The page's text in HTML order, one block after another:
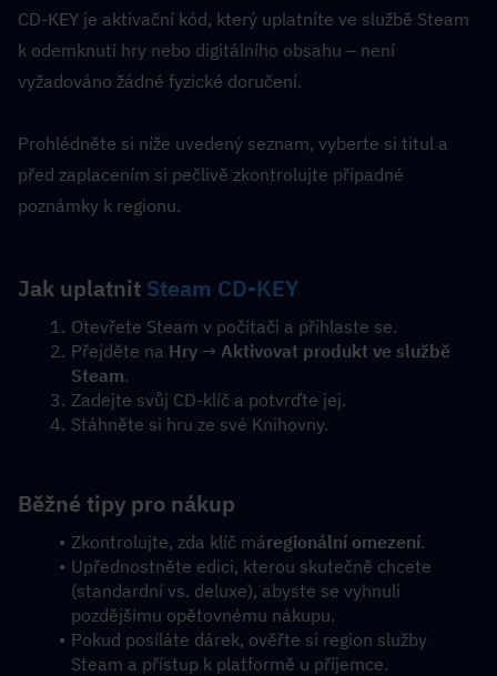
CD-KEY je aktivační kód, který uplatníte ve službě Steam
k odemknutí hry nebo digitálního obsahu – není
vyžadováno žádné fyzické doručení.
Prohlédněte si níže uvedený seznam, vyberte si titul a
před zaplacením si pečlivě zkontrolujte případné
poznámky k regionu.
Jak uplatnit Steam CD-KEY
Otevřete Steam v počítači a přihlaste se.
Přejděte na Hry → Aktivovat produkt ve službě
Steam.
Zadejte svůj CD-klíč a potvrďte jej.
Stáhněte si hru ze své Knihovny.
Běžné tipy pro nákup
Zkontrolujte, zda klíč máregionální omezení.
Upřednostněte edici, kterou skutečně chcete
(standardní vs. deluxe), abyste se vyhnuli
pozdějšímu opětovnému nákupu.
Pokud posíláte dárek, ověřte si region služby
Steam a přístup k platformě u příjemce.